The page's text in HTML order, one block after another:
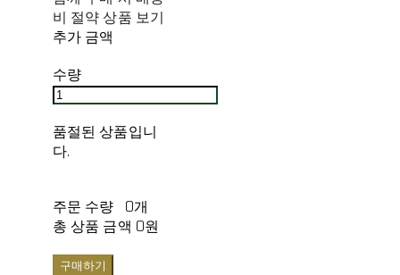
비 절약 상품 보기
추가 금액
수량
품절된 상품입니
다.
주문 수량
0개
총 상품 금액 0원
구매하기